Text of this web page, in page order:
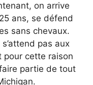
on arrive
ans, se défend
sans chevaux.
pas aux
pour cette raison
partie de tout